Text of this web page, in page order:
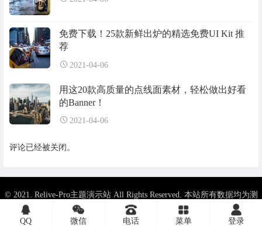
免费下载！25款新鲜出炉的精选免费UI Kit 推
荐
2021-04-06
用这20款高质量的点线面素材，轻松做出好看
的Banner！
2021-04-06
评论已经被关闭。
© 2021. Relive-Pro主题演示站 All Rights Reserved. 本站所有数据均为测
试使用, 侵权可联系删除.
豫ICP备##########号Theme By
XinTheme
QQ
微信 电话 菜单 登录